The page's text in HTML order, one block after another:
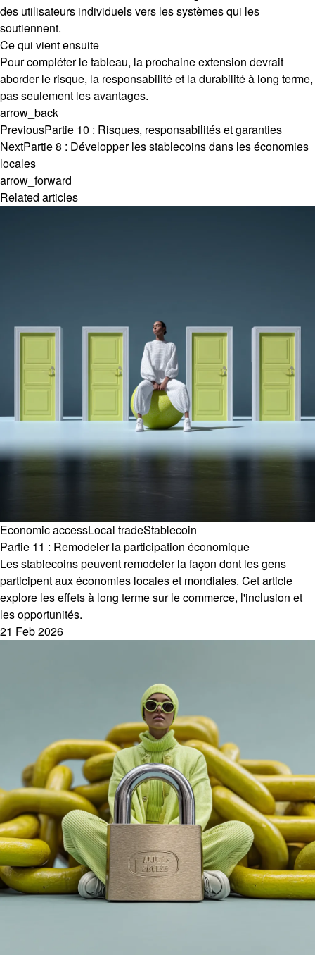
des utilisateurs individuels vers les systèmes qui les
soutiennent.
Ce qui vient ensuite
Pour compléter le tableau, la prochaine extension devrait
aborder le risque, la responsabilité et la durabilité à long terme,
pas seulement les avantages.
arrow_back
PreviousPartie 10 : Risques, responsabilités et garanties
NextPartie 8 : Développer les stablecoins dans les économies
locales
arrow_forward
Related articles
Economic accessLocal tradeStablecoin
Partie 11 : Remodeler la participation économique
Les stablecoins peuvent remodeler la façon dont les gens
participent aux économies locales et mondiales. Cet article
explore les effets à long terme sur le commerce, l'inclusion et
les opportunités.
21 Feb 2026